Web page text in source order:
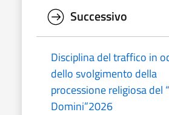
Successivo
Disciplina del traffico in
dello svolgimento della
processione religiosa del
Domini”2026